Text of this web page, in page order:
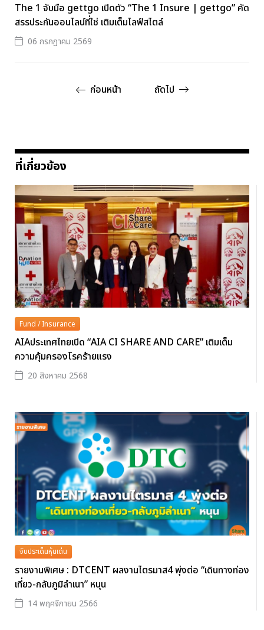
The 1 จับมือ gettgo เปิดตัว “The 1 Insure | gettgo” คัด
สรรประกันออนไลน์ที่ใช่ เติมเต็มไลฟ์สไตล์
06 กรกฎาคม 2569
ก่อนหน้า ถัดไป
ที่เกี่ยวข้อง
Fund / Insurance
AIAประเทศไทยเปิด “AIA CI SHARE AND CARE” เติมเต็ม
ความคุ้มครองโรคร้ายแรง
20 สิงหาคม 2568
จับประเด็นหุ้นเด่น
รายงานพิเศษ : DTCENT ผลงานไตรมาส4 พุ่งต่อ “เดินทางท่อง
เที่ยว-กลับภูมิลำเนา” หนุน
14 พฤศจิกายน 2566